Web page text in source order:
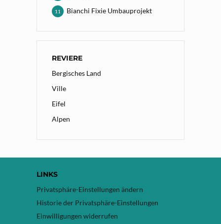
Bianchi Fixie Umbauprojekt
11
REVIERE
Bergisches Land
Ville
Eifel
Alpen
LINKS
Privatsphäre-Einstellungen ändern
Historie der Privatsphäre-Einstellungen
Einwilligungen widerrufen